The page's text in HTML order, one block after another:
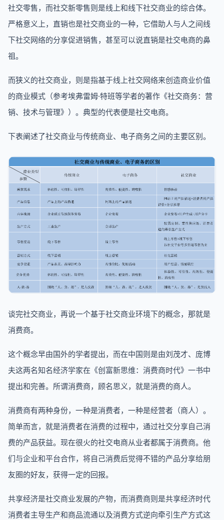
社交零售，而社交新零售则是线上和线下社交商业的综合体。
严格意义上，直销也是社交商业的一种，它借助人与人之间线
下社交网络的分享促进销售，甚至可以说直销是社交电商的鼻
祖。
而狭义的社交商业，则是指基于线上社交网络来创造商业价值
的商业模式（参考埃弗雷姆·特班等学者的著作《社交商务：营
销、技术与管理》）。典型的代表便是社交电商。
下表阐述了社交商业与传统商业、电子商务之间的主要区别。
谈完社交商业，再说一个基于社交商业环境下的概念，那就是
消费商。
这个概念早由国外的学者提出，而在中国则是由刘茂才、庞博
夫这两名知名经济学家在《创富新思维：消费商时代》一书中
提出和完善。所谓消费商，顾名思义，就是消费的商人。
消费商有两种身份，一种是消费者，一种是经营者（商人）。
简单而言，就是消费者在消费的过程中，通过社交分享自己消
费的产品获益。现在很火的社交电商从业者都属于消费商。他
们与企业和平台合作，将自己消费后觉得不错的产品分享给朋
友圈的好友，获得一定的回报。
共享经济是社交商业发展的产物，而消费商则是共享经济时代
消费者主导生产和商品流通以及消费方式逆向牵引生产方式这